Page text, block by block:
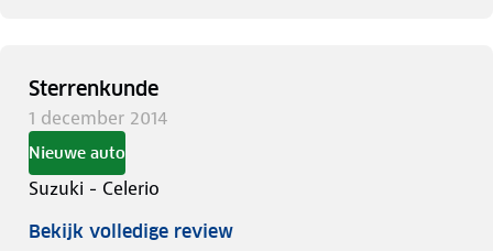
Sterrenkunde
1 december 2014
Nieuwe auto
Suzuki - Celerio
Bekijk volledige review